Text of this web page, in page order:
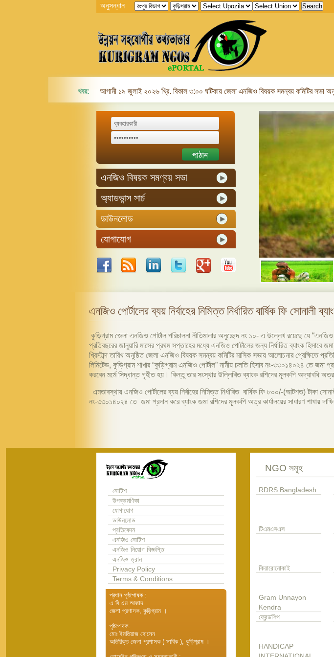
অনুসন্ধান
খবর: আগামী ১৯ জুলাই ২০২৬ খ্রি. বিকাল ৩:০০ ঘটিকায় জেলা এনজিও বিষয়ক সমন্বয় কমিটির সভা
এনজিও বিষয়ক সমণ্বয় সভা
অ্যাডভান্স সার্চ
ডাউনলোড
যোগাযোগ
এনজিও পোর্টালের ব্যয় নির্বাহের নিমিত্ত নির্ধারিত বার্ষিক ফি সোনালী
কুড়িগ্রাম জেলা এনজিও পোর্টাল পরিচালনা নীতিমালার অনুচ্ছেদ নং ১০- এ উল্লেখ রয়েছে যে
প্রতিবছরের জানুয়ারি মাসের প্রথম সপ্তাহের মধ্যে এনজিও পোর্টালের জন্য নির্ধারিত ব্যাংক
খ্রিস্টাব্দ তারিখ অনুষ্ঠিত জেলা এনজিও বিষয়ক সমন্বয় কমিটির মাসিক সভায় আলোচনার প্রেক্ষিতে
লিমিটেড, কুড়িগ্রাম শাখার “কুড়িগ্রাম এনজিও পোর্টাল” নামীয় চলতি হিসাব নং-৩৩০১৪০২৪ তে জমা
করবেন মর্মে সিদ্ধান্ত গৃহীত হয়। কিন্তু তার সংস্থার উল্লিখিত ব্যাংক রশিদের মূলকপি অদ্যাবধি অত্র
এমতাবস্থায় এনজিও পোর্টালের ব্যয় নির্বাহের নিমিত্ত নির্ধারিত বার্ষিক ফি ৮০০/-(আটশত) টাকা
নং-৩৩০১৪০২৪ তে জমা প্রদান করে ব্যাংক জমা রশিদের মূলকপি অত্র কার্যালয়ের সাধারণ শাখায়
নোটিশ
উপক্রমণিকা
যোগাযোগ
ডাউনলোড
প্রতিবেদন
এনজিও নোটিশ
এনজিও নিয়োগ বিজ্ঞপ্তি
এনজিও ত্রান
Privacy Policy
Terms & Conditions
প্রধান পৃষ্ঠপোষক :
এ বি এম আজাদ
জেলা প্রশাসক, কুড়িগ্রাম ।
পৃষ্ঠপোষক:
মোঃ ইমতিয়াজ হোসেন
অতিরিক্ত জেলা প্রশাসক ( সাবিক ), কুড়িগ্রাম ।
NGO সমূহ
RDRS Bangladesh
টিএমএসএস
কিরারোনোকাই
Gram Unnayon
Kendra
ফ্রেন্ডশিপ
HANDICAP